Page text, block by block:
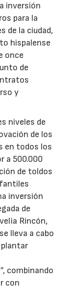
inversión
para la
de la ciudad,
hispalense
once
de
y
niveles de
de los
en todos los
a 500.000
de toldos
inversión
de
Rincón,
lleva a cabo
plantar
combinando
con